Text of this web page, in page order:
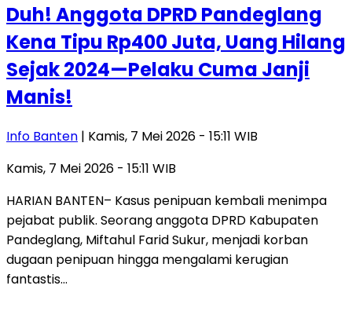
Duh! Anggota DPRD Pandeglang
Kena Tipu Rp400 Juta, Uang Hilang
Sejak 2024—Pelaku Cuma Janji
Manis!
Info Banten | Kamis, 7 Mei 2026 - 15:11 WIB
Kamis, 7 Mei 2026 - 15:11 WIB
HARIAN BANTEN– Kasus penipuan kembali menimpa
pejabat publik. Seorang anggota DPRD Kabupaten
Pandeglang, Miftahul Farid Sukur, menjadi korban
dugaan penipuan hingga mengalami kerugian
fantastis…